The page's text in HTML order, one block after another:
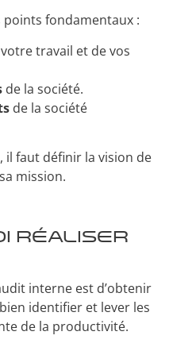
points fondamentaux :
travail et de vos
de la société.
de la société
il faut définir la vision de
mission.
réaliser
interne est d’obtenir
identifier et lever les
de la productivité.